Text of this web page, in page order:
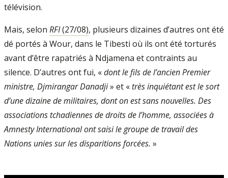
télévision.
Mais, selon RFI(27/08), plusieurs dizaines d’autres ont été
dé­ portés à Wour, dans le Tibesti où ils ont été torturés
avant d’être rapatriés à Ndjamena et contraints au
silence. D’autres ont fui, «dont le fils de l’ancien Premier
ministre, Djmirangar Danadji» et «très inquiétant est le sort
d’une dizaine de militaires, dont on est sans nouvelles. Des
associations tcha­diennes de droits de l’homme, associées à
Amnesty International ont saisi le groupe de travail des
Nations unies sur les dispa­ritions forcées. »